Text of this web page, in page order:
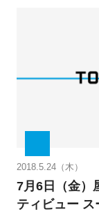
2018.5.24（木）
7月6日（金）
ティビュー